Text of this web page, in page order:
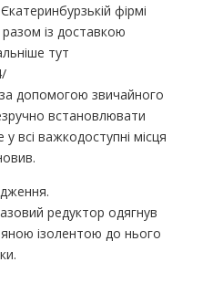
фірмі
із доставкою
тут
допомогою звичайного
встановлювати
всі важкодоступні місця
редуктор одягнув
ізолентою до нього